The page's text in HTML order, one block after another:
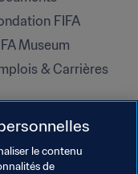
FIFA
Museum
& Carrières
le contenu
de